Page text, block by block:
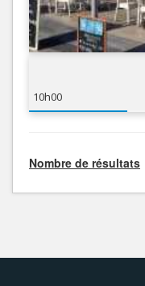
10h00
Nombre de résultats